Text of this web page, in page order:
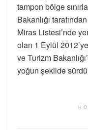
tampon bölge
Bakanlığı
Miras Listesi’nde
olan 1 Eylül
ve Turizm
yoğun şekilde